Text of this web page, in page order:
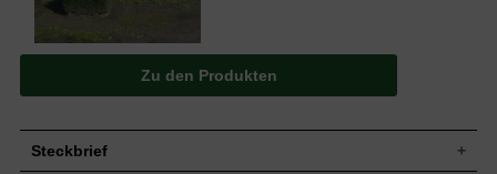
Zu den Produkten
Steckbrief